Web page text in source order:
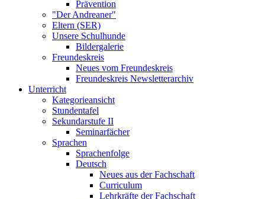
Prävention
"Der Andreaner"
Eltern (SER)
Unsere Schulhunde
Bildergalerie
Freundeskreis
Neues vom Freundeskreis
Freundeskreis Newsletterarchiv
Unterricht
Kategorieansicht
Stundentafel
Sekundarstufe II
Seminarfächer
Sprachen
Sprachenfolge
Deutsch
Neues aus der Fachschaft
Curriculum
Lehrkräfte der Fachschaft